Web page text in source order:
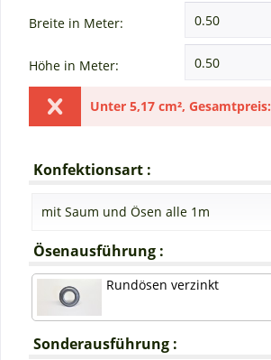
Breite in Meter:
Höhe in Meter:
Unter 5,17 cm², Gesamtpreis:
Konfektionsart :
Ösenausführung :
Rundösen verzinkt
Sonderausführung :